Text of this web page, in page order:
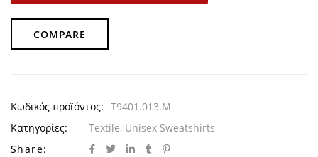
COMPARE
Κωδικός προϊόντος: T9401.013.M
Κατηγορίες:
Textile, Unisex Sweatshirts
Share: